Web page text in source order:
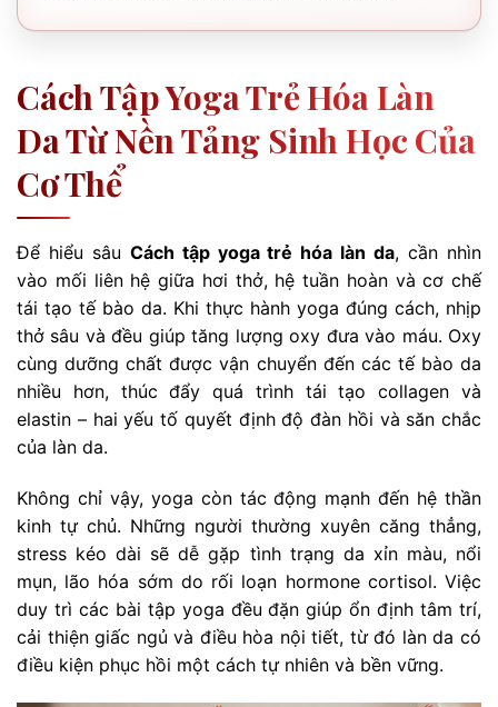
Cách Tập Yoga Trẻ Hóa Làn
Da Từ Nền Tảng Sinh Học Của
Cơ Thể
Để hiểu sâu Cách tập yoga trẻ hóa làn da, cần nhìn
vào mối liên hệ giữa hơi thở, hệ tuần hoàn và cơ chế
tái tạo tế bào da. Khi thực hành yoga đúng cách, nhịp
thở sâu và đều giúp tăng lượng oxy đưa vào máu. Oxy
cùng dưỡng chất được vận chuyển đến các tế bào da
nhiều hơn, thúc đẩy quá trình tái tạo collagen và
elastin – hai yếu tố quyết định độ đàn hồi và săn chắc
của làn da.
Không chỉ vậy, yoga còn tác động mạnh đến hệ thần
kinh tự chủ. Những người thường xuyên căng thẳng,
stress kéo dài sẽ dễ gặp tình trạng da xỉn màu, nổi
mụn, lão hóa sớm do rối loạn hormone cortisol. Việc
duy trì các bài tập yoga đều đặn giúp ổn định tâm trí,
cải thiện giấc ngủ và điều hòa nội tiết, từ đó làn da có
điều kiện phục hồi một cách tự nhiên và bền vững.